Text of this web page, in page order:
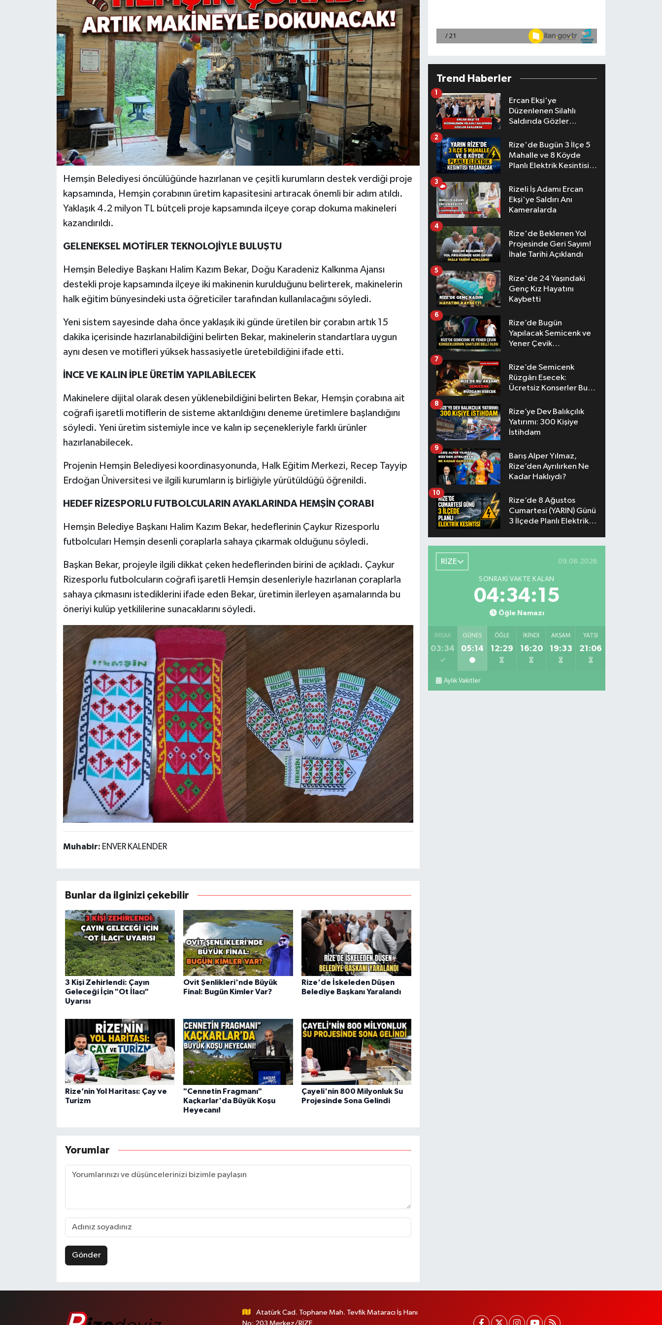
Hemşin Belediyesi öncülüğünde hazırlanan ve çeşitli kurumların destek verdiği proje
kapsamında, Hemşin çorabının üretim kapasitesini artıracak önemli bir adım atıldı.
Yaklaşık 4.2 milyon TL bütçeli proje kapsamında ilçeye çorap dokuma makineleri
kazandırıldı.
GELENEKSEL MOTİFLER TEKNOLOJİYLE BULUŞTU
Hemşin Belediye Başkanı Halim Kazım Bekar, Doğu Karadeniz Kalkınma Ajansı
destekli proje kapsamında ilçeye iki makinenin kurulduğunu belirterek, makinelerin
halk eğitim bünyesindeki usta öğreticiler tarafından kullanılacağını söyledi.
Yeni sistem sayesinde daha önce yaklaşık iki günde üretilen bir çorabın artık 15
dakika içerisinde hazırlanabildiğini belirten Bekar, makinelerin standartlara uygun
aynı desen ve motifleri yüksek hassasiyetle üretebildiğini ifade etti.
İNCE VE KALIN İPLE ÜRETİM YAPILABİLECEK
Makinelere dijital olarak desen yüklenebildiğini belirten Bekar, Hemşin çorabına ait
coğrafi işaretli motiflerin de sisteme aktarıldığını deneme üretimlere başlandığını
söyledi. Yeni üretim sistemiyle ince ve kalın ip seçenekleriyle farklı ürünler
hazırlanabilecek.
Projenin Hemşin Belediyesi koordinasyonunda, Halk Eğitim Merkezi, Recep Tayyip
Erdoğan Üniversitesi ve ilgili kurumların iş birliğiyle yürütüldüğü öğrenildi.
HEDEF RİZESPORLU FUTBOLCULARIN AYAKLARINDA HEMŞİN ÇORABI
Hemşin Belediye Başkanı Halim Kazım Bekar, hedeflerinin Çaykur Rizesporlu
futbolcuları Hemşin desenli çoraplarla sahaya çıkarmak olduğunu söyledi.
Başkan Bekar, projeyle ilgili dikkat çeken hedeflerinden birini de açıkladı. Çaykur
Rizesporlu futbolcuların coğrafi işaretli Hemşin desenleriyle hazırlanan çoraplarla
sahaya çıkmasını istediklerini ifade eden Bekar, üretimin ilerleyen aşamalarında bu
öneriyi kulüp yetkililerine sunacaklarını söyledi.
Muhabir: ENVER KALENDER
Bunlar da ilginizi çekebilir
3 Kişi Zehirlendi: Çayın
Geleceği İçin "Ot İlacı"
Uyarısı
Ovit Şenlikleri'nde Büyük
Final: Bugün Kimler Var?
Rize'de İskeleden Düşen
Belediye Başkanı Yaralandı
Rize’nin Yol Haritası: Çay ve
Turizm
"Cennetin Fragmanı"
Kaçkarlar'da Büyük Koşu
Heyecanı!
Çayeli'nin 800 Milyonluk Su
Projesinde Sona Gelindi
Yorumlar
Gönder
Trend Haberler
Ercan Ekşi'ye
Düzenlenen Silahlı
Saldırıda Gözler
1
Rize'de Bugün 3 İlçe 5
Mahalle ve 8 Köyde
Planlı Elektrik Kesintisi
2
Rizeli İş Adamı Ercan
Ekşi'ye Saldırı Anı
Kameralarda
3
Rize'de Beklenen Yol
Projesinde Geri Sayım!
İhale Tarihi Açıklandı
4
Rize'de 24 Yaşındaki
Genç Kız Hayatını
Kaybetti
5
Rize’de Bugün
Yapılacak Semicenk ve
Yener Çevik
Belli Oldu
6
Rize’de Semicenk
Rüzgârı Esecek:
Ücretsiz Konserler Bu
7
Rize’ye Dev Balıkçılık
Yatırımı: 300 Kişiye
İstihdam
8
Barış Alper Yılmaz,
Rize’den Ayrılırken Ne
Kadar Haklıydı?
9
Rize’de 8 Ağustos
Cumartesi (YARIN) Günü
3 İlçede Planlı Elektrik
10
RİZE 09.08.2026
SONRAKI VAKTE KALAN
04:34:14
Öğle Namazı
İMSAK
03:34
GÜNEŞ
05:14
ÖĞLE
12:29
İKINDI
16:20
AKŞAM
19:33
YATSI
21:06
Aylık Vakitler
Atatürk Cad. Tophane Mah. Tevfik Mataracı İş Hanı
No: 203 Merkez/RİZE